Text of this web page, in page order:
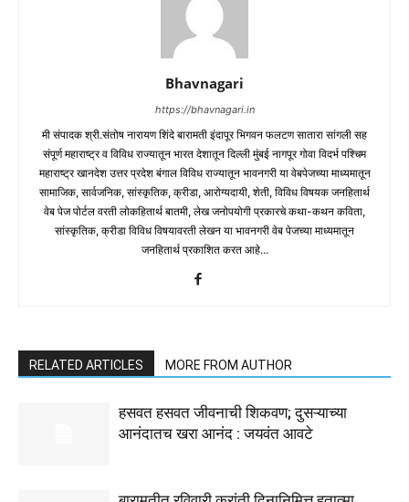
Bhavnagari
https://bhavnagari.in
मी संपादक श्री.संतोष नारायण शिंदे बारामती इंदापूर भिगवन फलटण सातारा सांगली सह
संपूर्ण महाराष्ट्र व विविध राज्यातून भारत देशातून दिल्ली मुंबई नागपूर गोवा विदर्भ पश्चिम
महाराष्ट्र खानदेश उत्तर प्रदेश बंगाल विविध राज्यातून भावनगरी या वेबपेजच्या माध्यमातून
सामाजिक, सार्वजनिक, सांस्कृतिक, क्रीडा, आरोग्यदायी, शेती, विविध विषयक जनहितार्थ
वेब पेज पोर्टल वरती लोकहितार्थ बातमी, लेख जनोपयोगी प्रकारचे कथा-कथन कविता,
सांस्कृतिक, क्रीडा विविध विषयावरती लेखन या भावनगरी वेब पेजच्या माध्यमातून
जनहितार्थ प्रकाशित करत आहे...
RELATED ARTICLES MORE FROM AUTHOR
हसवत हसवत जीवनाची शिकवण; दुसऱ्याच्या
आनंदातच खरा आनंद : जयवंत आवटे